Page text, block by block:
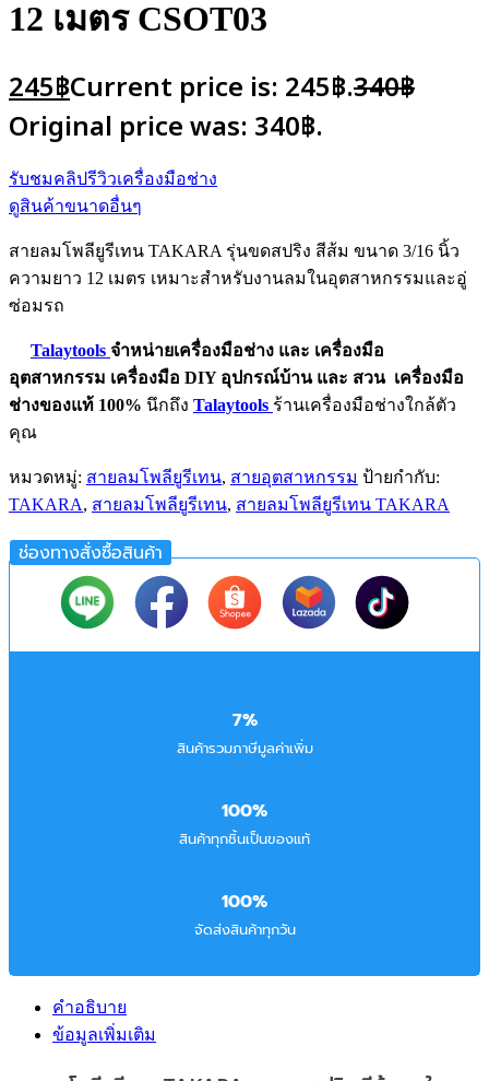
12 เมตร CSOT03
245฿Current price is: 245฿.340฿
Original price was: 340฿.
รับชมคลิปรีวิวเครื่องมือช่าง
ดูสินค้าขนาดอื่นๆ
สายลมโพลียูรีเทน TAKARA รุ่นขดสปริง สีส้ม ขนาด 3/16 นิ้ว
ความยาว 12 เมตร เหมาะสำหรับงานลมในอุตสาหกรรมและอู่
ซ่อมรถ
Talaytools จำหน่ายเครื่องมือช่าง และ เครื่องมือ
อุตสาหกรรม เครื่องมือ DIY อุปกรณ์บ้าน และ สวน เครื่องมือ
ช่างของแท้ 100% นึกถึง Talaytools ร้านเครื่องมือช่างใกล้ตัว
คุณ
หมวดหมู่: สายลมโพลียูรีเทน, สายอุตสาหกรรม ป้ายกำกับ:
TAKARA, สายลมโพลียูรีเทน, สายลมโพลียูรีเทน TAKARA
ช่องทางสั่งซื้อสินค้า
7%
สินค้ารวมภาษีมูลค่าเพิ่ม
100%
สินค้าทุกชิ้นเป็นของแท้
100%
จัดส่งสินค้าทุกวัน
คำอธิบาย
ข้อมูลเพิ่มเติม